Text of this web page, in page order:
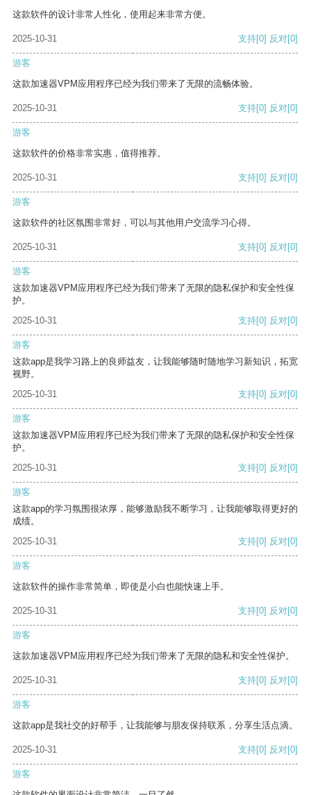
这款软件的设计非常人性化，使用起来非常方便。
2025-10-31 支持[0] 反对[0]
游客
这款加速器VPM应用程序已经为我们带来了无限的流畅体验。
2025-10-31 支持[0] 反对[0]
游客
这款软件的价格非常实惠，值得推荐。
2025-10-31 支持[0] 反对[0]
游客
这款软件的社区氛围非常好，可以与其他用户交流学习心得。
2025-10-31 支持[0] 反对[0]
游客
这款加速器VPM应用程序已经为我们带来了无限的隐私保护和安全性保
护。
2025-10-31
支持[0] 反对[0]
游客
这款app是我学习路上的良师益友，让我能够随时随地学习新知识，拓宽
视野。
2025-10-31
支持[0] 反对[0]
游客
这款加速器VPM应用程序已经为我们带来了无限的隐私保护和安全性保
护。
2025-10-31
支持[0] 反对[0]
游客
这款app的学习氛围很浓厚，能够激励我不断学习，让我能够取得更好的
成绩。
2025-10-31
支持[0] 反对[0]
游客
这款软件的操作非常简单，即使是小白也能快速上手。
2025-10-31 支持[0] 反对[0]
游客
这款加速器VPM应用程序已经为我们带来了无限的隐私和安全性保护。
2025-10-31 支持[0] 反对[0]
游客
这款app是我社交的好帮手，让我能够与朋友保持联系，分享生活点滴。
2025-10-31 支持[0] 反对[0]
游客